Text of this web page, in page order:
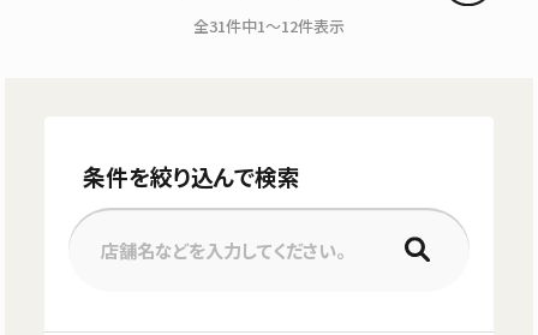
全31件中1～12件表示
条件を絞り込んで検索
店舗名などを入力してください。